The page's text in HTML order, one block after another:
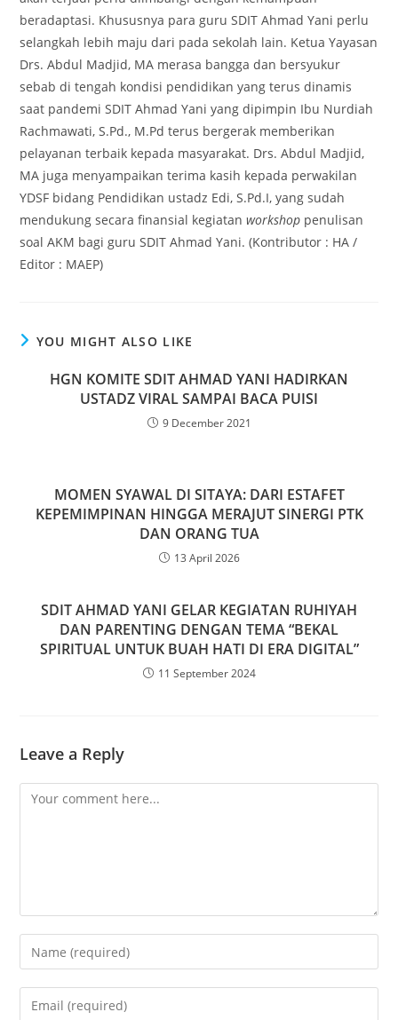
beradaptasi. Khususnya para guru SDIT Ahmad Yani perlu
selangkah lebih maju dari pada sekolah lain. Ketua Yayasan
Drs. Abdul Madjid, MA merasa bangga dan bersyukur
sebab di tengah kondisi pendidikan yang terus dinamis
saat pandemi SDIT Ahmad Yani yang dipimpin Ibu Nurdiah
Rachmawati, S.Pd., M.Pd terus bergerak memberikan
pelayanan terbaik kepada masyarakat. Drs. Abdul Madjid,
MA juga menyampaikan terima kasih kepada perwakilan
YDSF bidang Pendidikan ustadz Edi, S.Pd.I, yang sudah
mendukung secara finansial kegiatanworkshop penulisan
soal AKM bagi guru SDIT Ahmad Yani. (Kontributor : HA /
Editor : MAEP)
YOU MIGHT ALSO LIKE
HGN KOMITE SDIT AHMAD YANI HADIRKAN
USTADZ VIRAL SAMPAI BACA PUISI
9 December 2021
MOMEN SYAWAL DI SITAYA: DARI ESTAFET
KEPEMIMPINAN HINGGA MERAJUT SINERGI PTK
DAN ORANG TUA
13 April 2026
SDIT AHMAD YANI GELAR KEGIATAN RUHIYAH
DAN PARENTING DENGAN TEMA “BEKAL
SPIRITUAL UNTUK BUAH HATI DI ERA DIGITAL”
11 September 2024
Leave a Reply